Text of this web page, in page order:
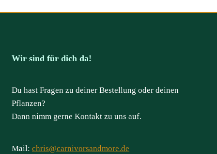
Wir sind für dich da!
Du hast Fragen zu deiner Bestellung oder deinen
Pflanzen?
Dann nimm gerne Kontakt zu uns auf.
Mail: chris@carnivorsandmore.de